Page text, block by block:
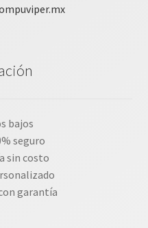
bajos
seguro
sin costo
garantía